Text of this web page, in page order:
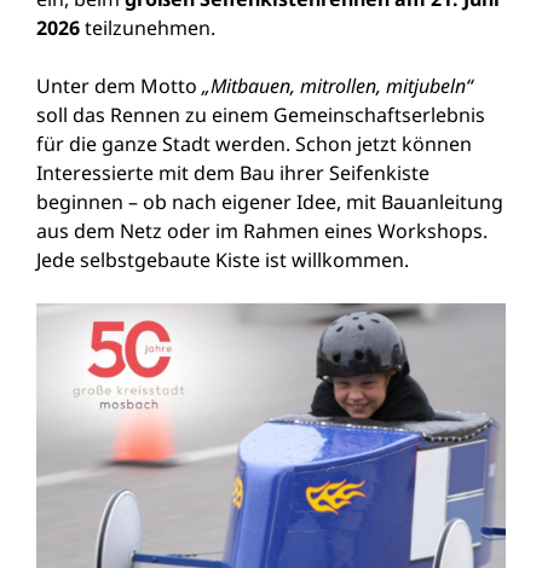
2026teilzunehmen.
Unter dem Motto „Mitbauen, mitrollen, mitjubeln“
soll das Rennen zu einem Gemeinschaftserlebnis
für die ganze Stadt werden. Schon jetzt können
Interessierte mit dem Bau ihrer Seifenkiste
beginnen – ob nach eigener Idee, mit Bauanleitung
aus dem Netz oder im Rahmen eines Workshops.
Jede selbstgebaute Kiste ist willkommen.